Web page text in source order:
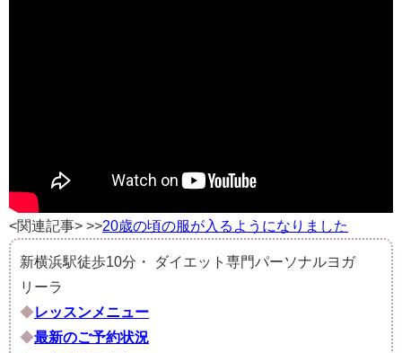
<関連記事> >>20歳の頃の服が入るようになりました
新横浜駅徒歩10分・ ダイエット専門パーソナルヨガ
リーラ
◆レッスンメニュー
◆最新のご予約状況